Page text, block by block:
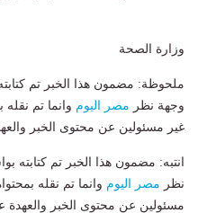
وزارة الصحة
ملحوظة: مضمون هذا الخبر تم
وجهة نظر مصر اليوم وانما تم
غير مسئولين عن محتوى الخبر
انتبه: مضمون هذا الخبر تم كتابته
نظر مصر اليوم وانما تم نقله
مسئولين عن محتوى الخبر والعهدة